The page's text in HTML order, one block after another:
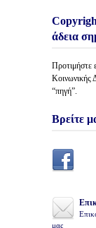
άδεια
Κοινωνικής
“πηγή”.
Βρείτε
μας